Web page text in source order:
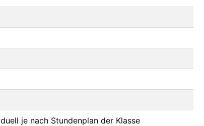
je nach Stundenplan der Klasse